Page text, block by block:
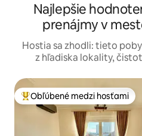
Najlepšie
prenájmy v
Hostia sa zhodli: tieto
z hľadiska lokality,
Najobľúbenejšie medzi hosťami
Obľúbené medzi hosťami